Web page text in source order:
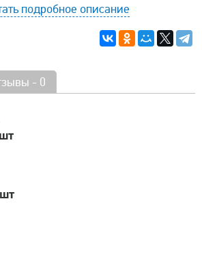
подробное описание
- 0